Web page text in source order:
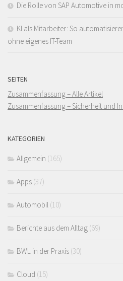
Die Rolle von SAP Automotive in
KI als Mitarbeiter: So
ohne eigenes IT-Team
SEITEN
Zusammenfassung – Alle Artikel
Zusammenfassung – Sicherheit und
KATEGORIEN
Allgemein (165)
Apps (37)
Automobil (10)
Berichte aus dem Alltag (69)
BWL in der Praxis (30)
Cloud (15)